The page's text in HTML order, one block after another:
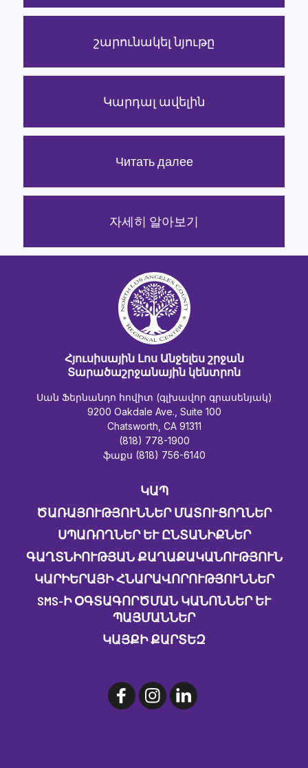
շարունակել նյութը
Կարդալ ավելին
Читать далее
자세히 알아보기
Հյուսիսային Լոս Անջելես շրջան
Տարածաշրջանային կենտրոն
Սան Ֆերնանդո հովիտ (գլխավոր գրասենյակ)
9200 Oakdale Ave., Suite 100
Chatsworth, CA 91311
(818) 778-1900
ֆաքս (818) 756-6140
ԿԱՊ
ԾԱՌԱՅՈՒԹՅՈՒՆՆԵՐ ՄԱՏՈՒՑՈՂՆԵՐ
ՍՊԱՌՈՂՆԵՐ ԵՒ ԸՆՏԱՆԻՔՆԵՐ
ԳԱՂՏՆԻՈՒԹՅԱՆ ՔԱՂԱՔԱԿԱՆՈՒԹՅՈՒՆ
ԿԱՐԻԵՐԱՅԻ ՀՆԱՐԱՎՈՐՈՒԹՅՈՒՆՆԵՐ
SMS-Ի ՕԳՏԱԳՈՐԾՄԱՆ ԿԱՆՈՆՆԵՐ ԵՒ Պ
ԱՅՄԱՆՆԵՐ
ԿԱՅՔԻ ՔԱՐՏԵԶ